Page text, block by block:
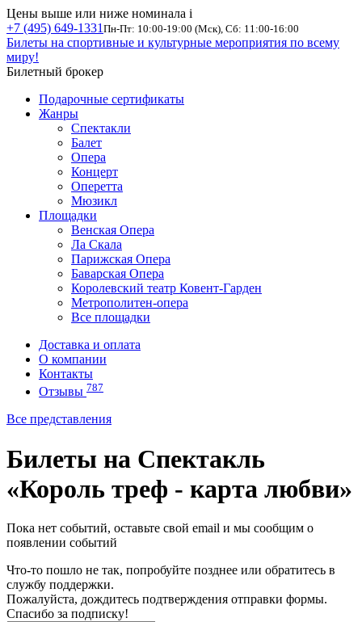
Цены выше или ниже номинала i
+7 (495) 649-1331 Пн-Пт: 10:00-19:00 (Мск), Сб: 11:00-16:00
Билеты на спортивные и культурные мероприятия по всему
миру!
Билетный брокер
Подарочные сертификаты
Жанры
Спектакли
Балет
Опера
Концерт
Оперетта
Мюзикл
Площадки
Венская Опера
Ла Скала
Парижская Опера
Баварская Опера
Королевский театр Ковент-Гарден
Метрополитен-опера
Все площадки
Доставка и оплата
О компании
Контакты
Отзывы 787
Все представления
Билеты на Спектакль
«Король треф - карта любви»
Пока нет событий, оставьте свой email и мы сообщим о
появлении событий
Что-то пошло не так, попробуйте позднее или обратитесь в
службу поддержки.
Пожалуйста, дождитесь подтверждения отправки формы.
Спасибо за подписку!